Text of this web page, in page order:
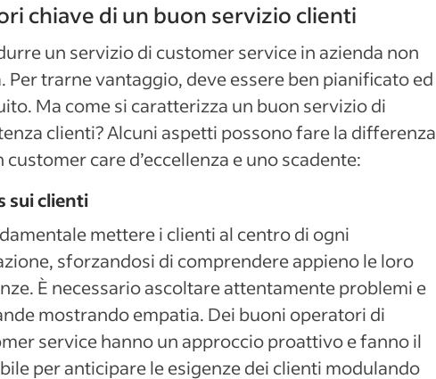
chiave di un buon servizio clienti
un servizio di customer service in azienda non
Per trarne vantaggio, deve essere ben pianificato ed
Ma come si caratterizza un buon servizio di
clienti? Alcuni aspetti possono fare la differenza
customer care d’eccellenza e uno scadente:
sui clienti
mettere i clienti al centro di ogni
sforzandosi di comprendere appieno le loro
È necessario ascoltare attentamente problemi e
mostrando empatia. Dei buoni operatori di
service hanno un approccio proattivo e fanno il
per anticipare le esigenze dei clienti modulando